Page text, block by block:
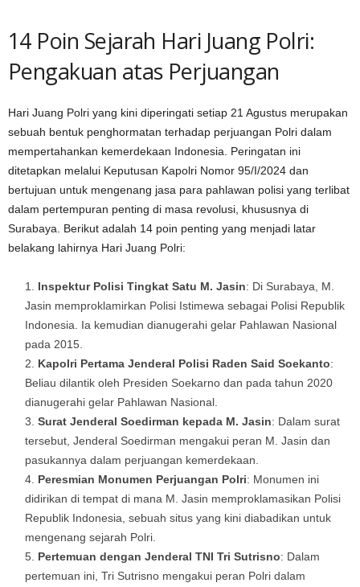
14 Poin Sejarah Hari Juang Polri:
Pengakuan atas Perjuangan
Hari Juang Polri yang kini diperingati setiap 21 Agustus merupakan
sebuah bentuk penghormatan terhadap perjuangan Polri dalam
mempertahankan kemerdekaan Indonesia. Peringatan ini
ditetapkan melalui Keputusan Kapolri Nomor 95/I/2024 dan
bertujuan untuk mengenang jasa para pahlawan polisi yang terlibat
dalam pertempuran penting di masa revolusi, khususnya di
Surabaya. Berikut adalah 14 poin penting yang menjadi latar
belakang lahirnya Hari Juang Polri:
Inspektur Polisi Tingkat Satu M. Jasin: Di Surabaya, M.
Jasin memproklamirkan Polisi Istimewa sebagai Polisi Republik
Indonesia. Ia kemudian dianugerahi gelar Pahlawan Nasional
pada 2015.
Kapolri Pertama Jenderal Polisi Raden Said Soekanto:
Beliau dilantik oleh Presiden Soekarno dan pada tahun 2020
dianugerahi gelar Pahlawan Nasional.
Surat Jenderal Soedirman kepada M. Jasin: Dalam surat
tersebut, Jenderal Soedirman mengakui peran M. Jasin dan
pasukannya dalam perjuangan kemerdekaan.
Peresmian Monumen Perjuangan Polri: Monumen ini
didirikan di tempat di mana M. Jasin memproklamasikan Polisi
Republik Indonesia, sebuah situs yang kini diabadikan untuk
mengenang sejarah Polri.
Pertemuan dengan Jenderal TNI Tri Sutrisno: Dalam
pertemuan ini, Tri Sutrisno mengakui peran Polri dalam